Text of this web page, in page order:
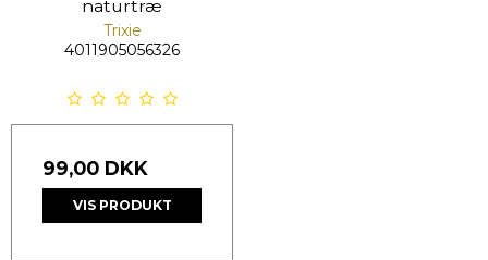
naturtræ
Trixie
4011905056326
99,00 DKK
VIS PRODUKT